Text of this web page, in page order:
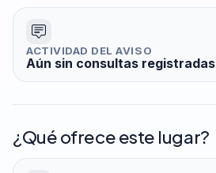
ACTIVIDAD DEL AVISO
Aún sin consultas registradas
¿Qué ofrece este lugar?